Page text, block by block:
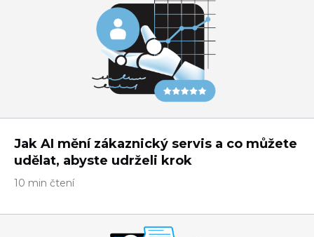
Jak AI mění zákaznický servis a co můžete
udělat, abyste udrželi krok
10 min čtení